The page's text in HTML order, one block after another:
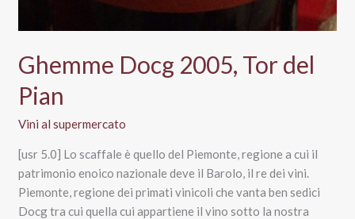
Ghemme Docg 2005, Tor del
Pian
Vini al supermercato
[usr 5.0] Lo scaffale è quello del Piemonte, regione a cui il
patrimonio enoico nazionale deve il Barolo, il re dei vini.
Piemonte, regione dei primati vinicoli che vanta ben sedici
Docg tra cui quella cui appartiene il vino sotto la nostra